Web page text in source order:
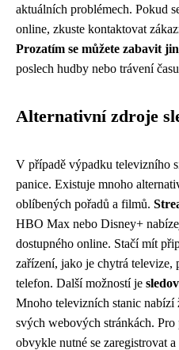
aktuálních problémech. Pokud
online, zkuste kontaktovat
Prozatím se můžete zabavit
poslech hudby nebo trávení
Alternativní zdroje
V případě výpadku televizního
panice. Existuje mnoho
oblíbených pořadů a filmů.
HBO Max nebo Disney+
dostupného online. Stačí mít
zařízení, jako je chytrá televize,
telefon. Další možností je
Mnoho televizních stanic
svých webových stránkách.
obvykle nutné se zaregistrovat